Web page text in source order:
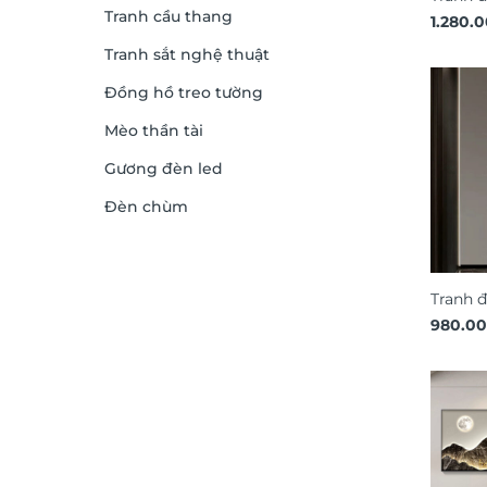
Tranh cầu thang
Tranh sắt nghệ thuật
Đồng hồ treo tường
Mèo thần tài
Gương đèn led
Đèn chùm
gương
Tranh
cảnh